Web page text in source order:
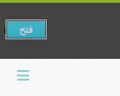
فتح